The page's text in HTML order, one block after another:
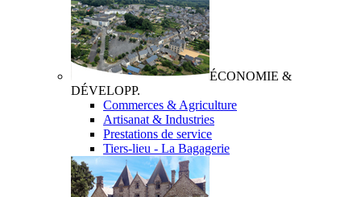
ÉCONOMIE &
DÉVELOPP.
Commerces & Agriculture
Artisanat & Industries
Prestations de service
Tiers-lieu - La Bagagerie